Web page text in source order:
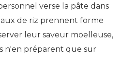
verse la pâte dans
de riz prennent forme
leur saveur moelleuse,
n'en préparent que sur